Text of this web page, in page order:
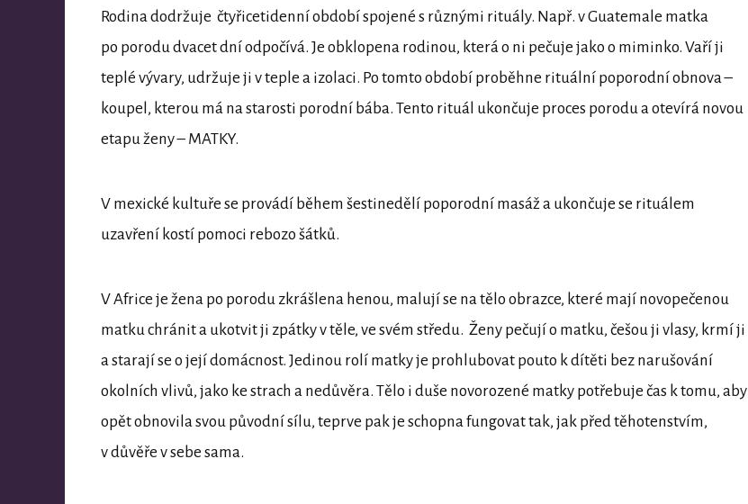
Rodina dodržuje čtyřicetidenní období spojené s různými rituály. Např. v Guatemale matka
po porodu dvacet dní odpočívá. Je obklopena rodinou, která o ni pečuje jako o miminko. Vaří ji
teplé vývary, udržuje ji v teple a izolaci. Po tomto období proběhne rituální poporodní obnova –
koupel, kterou má na starosti porodní bába. Tento rituál ukončuje proces porodu a otevírá novou
etapu ženy – MATKY.
V mexické kultuře se provádí během šestinedělí poporodní masáž a ukončuje se rituálem
uzavření kostí pomoci rebozo šátků.
V Africe je žena po porodu zkrášlena henou, malují se na tělo obrazce, které mají novopečenou
matku chránit a ukotvit ji zpátky v těle, ve svém středu. Ženy pečují o matku, češou ji vlasy, krmí ji
a starají se o její domácnost. Jedinou rolí matky je prohlubovat pouto k dítěti bez narušování
okolních vlivů, jako ke strach a nedůvěra. Tělo i duše novorozené matky potřebuje čas k tomu, aby
opět obnovila svou původní sílu, teprve pak je schopna fungovat tak, jak před těhotenstvím,
v důvěře v sebe sama.